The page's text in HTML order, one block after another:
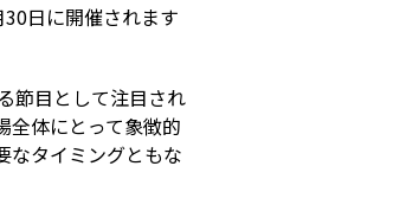
日に開催されます
節目として注目され
全体にとって象徴的
なタイミングともな